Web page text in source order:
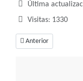
Última
Visitas: 1330
Artículo anterior:
Anterior